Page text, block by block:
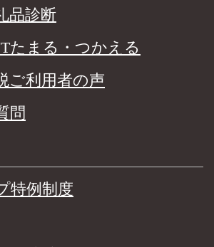
品診断
たまる・つかえる
ご利用者の声
問
特例制度